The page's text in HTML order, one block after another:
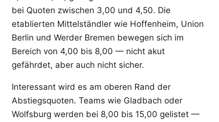
bei Quoten zwischen 3,00 und 4,50. Die
etablierten Mittelständler wie Hoffenheim, Union
Berlin und Werder Bremen bewegen sich im
Bereich von 4,00 bis 8,00 — nicht akut
gefährdet, aber auch nicht sicher.
Interessant wird es am oberen Rand der
Abstiegsquoten. Teams wie Gladbach oder
Wolfsburg werden bei 8,00 bis 15,00 gelistet —